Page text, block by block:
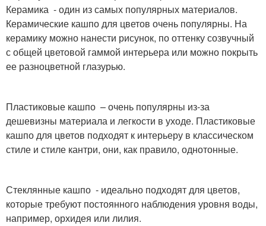
Керамика - один из самых популярных материалов.
Керамические кашпо для цветов очень популярны. На
керамику можно нанести рисунок, по оттенку созвучный
с общей цветовой гаммой интерьера или можно покрыть
ее разноцветной глазурью.
Пластиковые кашпо – очень популярны из-за
дешевизны материала и легкости в уходе. Пластиковые
кашпо для цветов подходят к интерьеру в классическом
стиле и стиле кантри, они, как правило, однотонные.
Стеклянные кашпо - идеально подходят для цветов,
которые требуют постоянного наблюдения уровня воды,
например, орхидея или лилия.